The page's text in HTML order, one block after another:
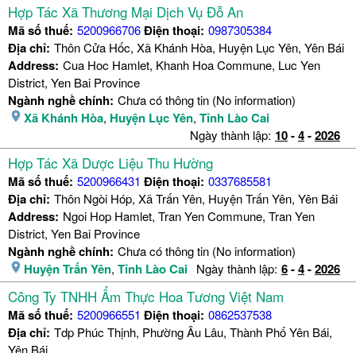
Hợp Tác Xã Thương Mại Dịch Vụ Đỗ An
Mã số thuế: 5200966706Điện thoại: 0987305384
Địa chỉ: Thôn Cửa Hốc, Xã Khánh Hòa, Huyện Lục Yên, Yên Bái
Address: Cua Hoc Hamlet, Khanh Hoa Commune, Luc Yen
District, Yen Bai Province
Ngành nghề chính: Chưa có thông tin (No information)
Xã Khánh Hòa, Huyện Lục Yên, Tỉnh Lào Cai
Ngày thành lập: 10-4-2026
Hợp Tác Xã Dược Liệu Thu Hường
Mã số thuế: 5200966431 Điện thoại: 0337685581
Địa chỉ: Thôn Ngòi Hóp, Xã Trấn Yên, Huyện Trấn Yên, Yên Bái
Address: Ngoi Hop Hamlet, Tran Yen Commune, Tran Yen
District, Yen Bai Province
Ngành nghề chính: Chưa có thông tin (No information)
Huyện Trấn Yên, Tỉnh Lào Cai Ngày thành lập: 6-4-2026
Công Ty TNHH Ẩm Thực Hoa Tương Việt Nam
Mã số thuế: 5200966551 Điện thoại: 0862537538
Địa chỉ: Tdp Phúc Thịnh, Phường Âu Lâu, Thành Phố Yên Bái,
Yên Bái